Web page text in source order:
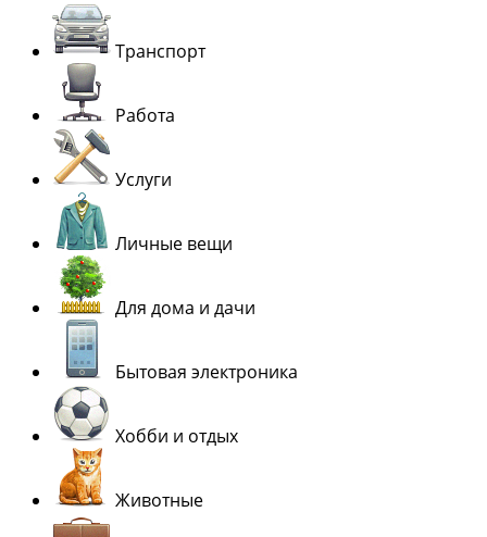
Транспорт
Работа
Услуги
Личные вещи
Для дома и дачи
Бытовая электроника
Хобби и отдых
Животные